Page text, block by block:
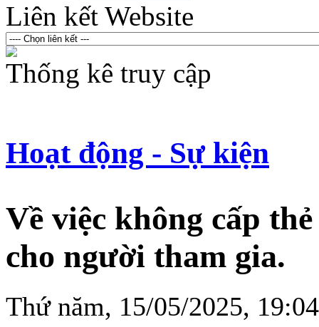
Liên kết Website
Thống kê truy cập
Hoạt động - Sự kiện
Về việc không cấp
cho người tham gia.
Thứ năm, 15/05/2025,